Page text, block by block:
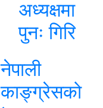
अध्यक्षमा
पुनः गिरि
नेपाली
काङ्ग्रेसको